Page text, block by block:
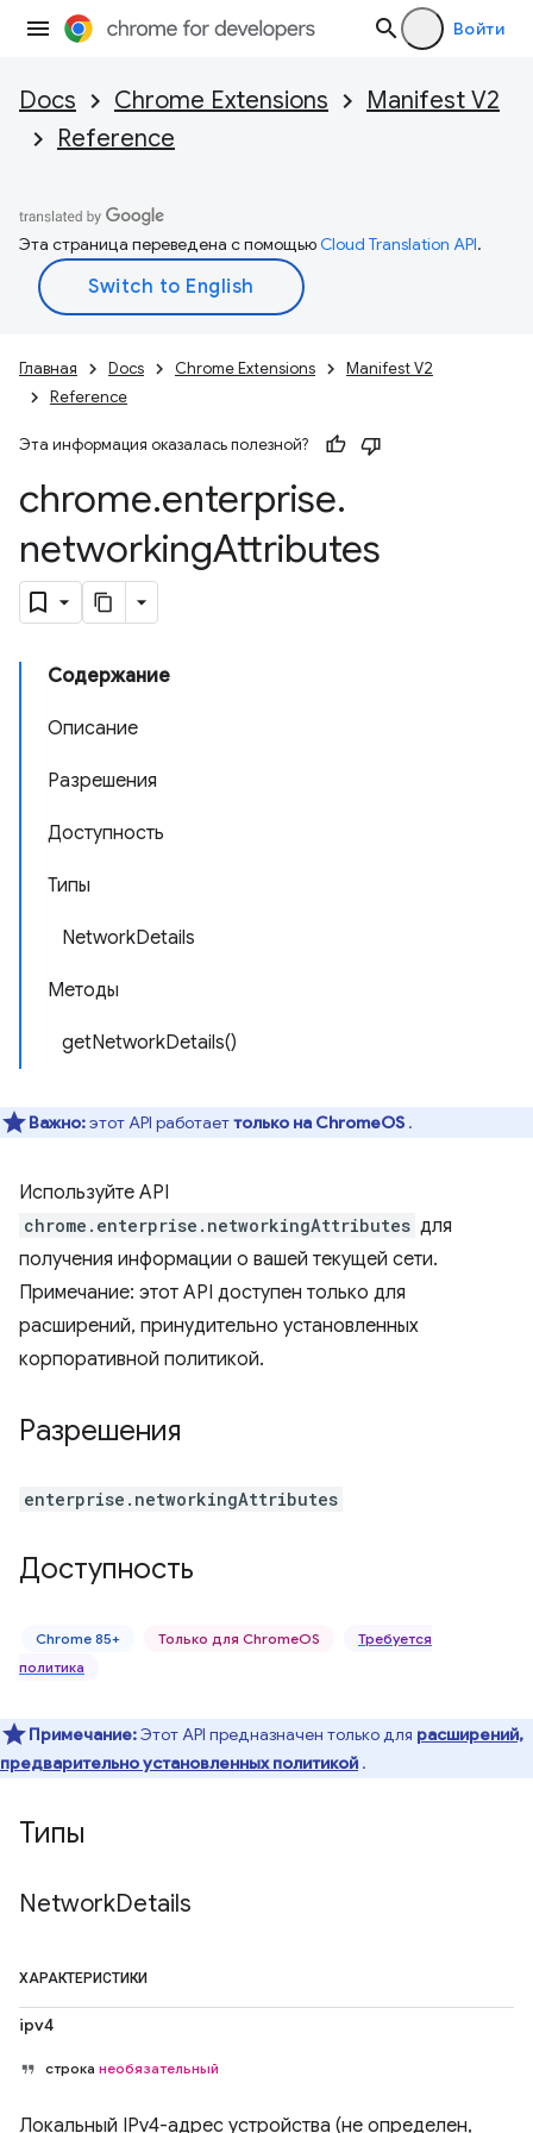
Войти
Docs Chrome Extensions
Manifest V2
Reference
Эта страница переведена с помощьюCloud Translation API.
Главная Docs Chrome Extensions
Manifest V2
Reference
Эта информация оказалась полезной?
chrome.enterprise.
networkingAttributes
Содержание
Описание
Разрешения
Доступность
Типы
NetworkDetails
Методы
getNetworkDetails()
Важно:этот API работаеттолько на ChromeOS .
Используйте API
chrome.enterprise.networkingAttributes для
получения информации о вашей текущей сети.
Примечание: этот API доступен только для
расширений, принудительно установленных
корпоративной политикой.
Разрешения
enterprise.networkingAttributes
Доступность
Chrome 85+ Только для ChromeOS
Требуется
политика
Примечание:Этот API предназначен только для расширений,
предварительно установленных политикой .
Типы
NetworkDetails
ХАРАКТЕРИСТИКИ
ipv4
строка необязательный
Локальный IPv4-адрес устройства (не определен,